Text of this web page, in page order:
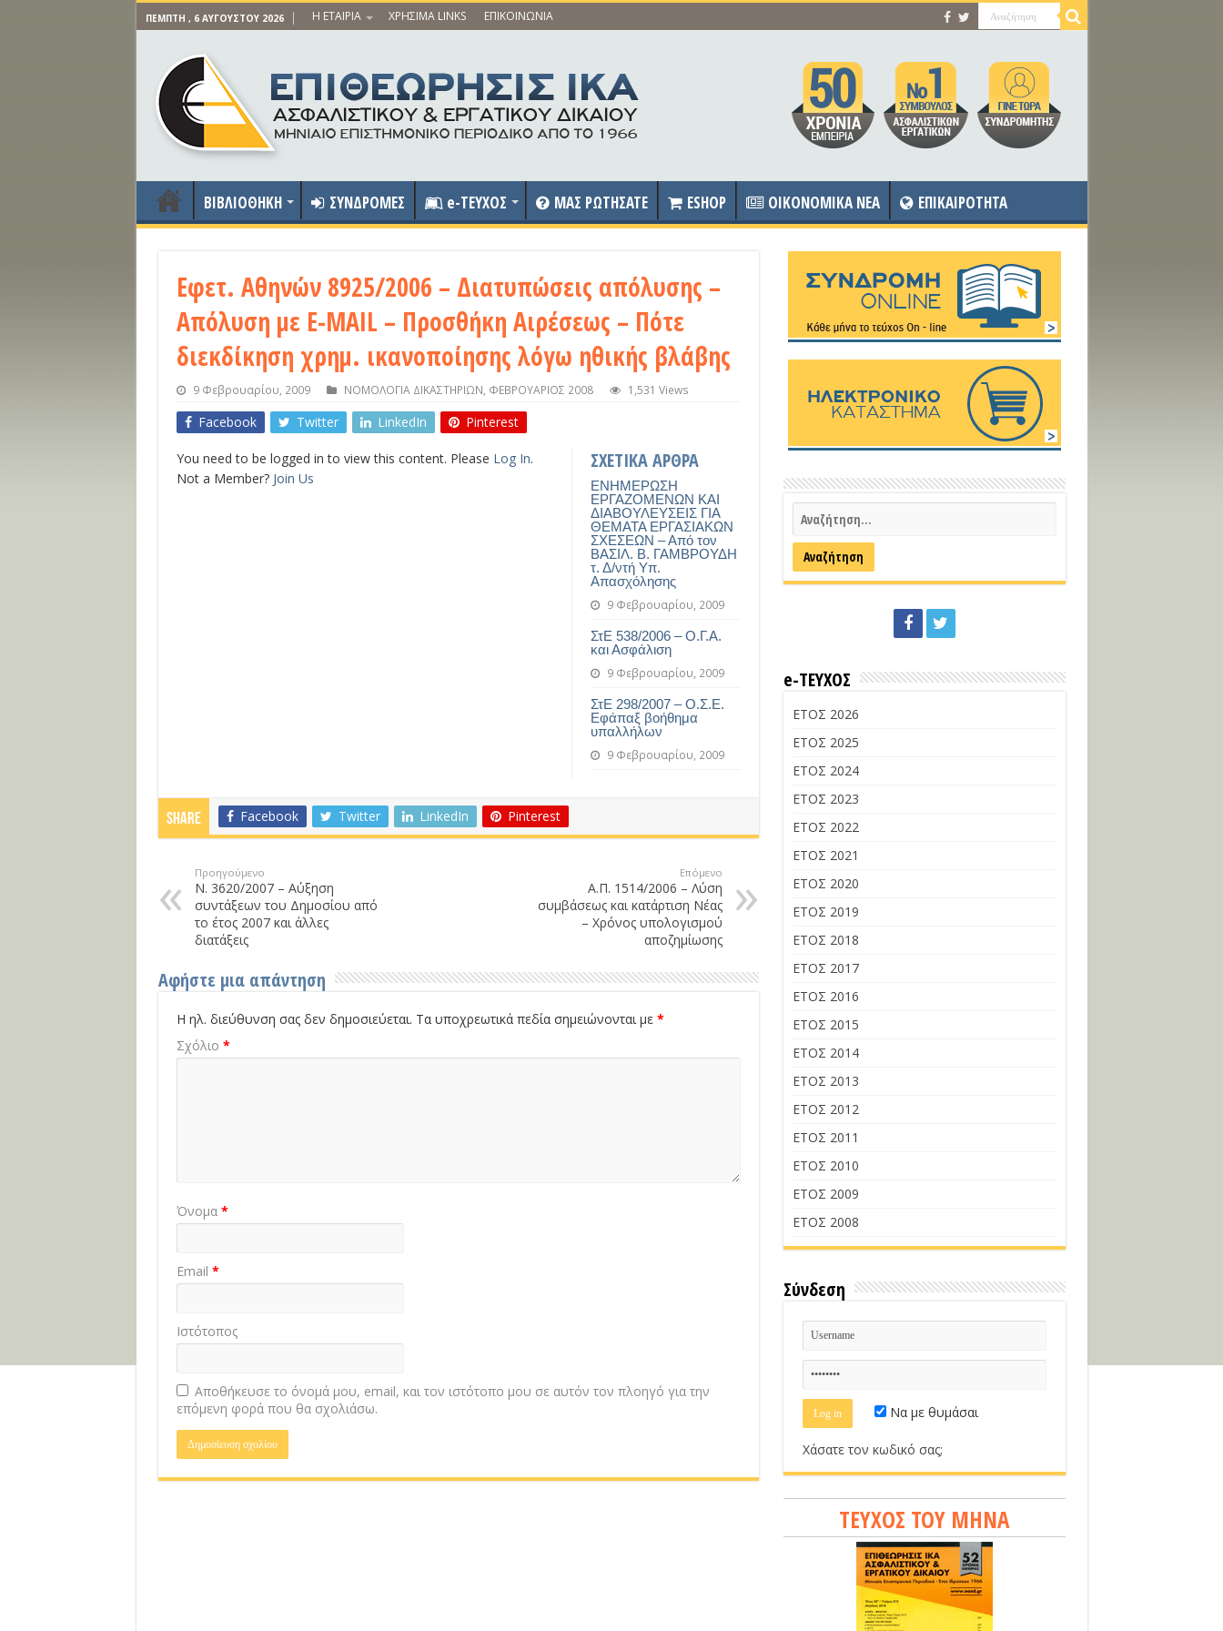
ΠΈΜΠΤΗ , 6 ΑΥΓΟΎΣΤΟΥ 2026 Η ΕΤΑΙΡΙΑ ΧΡΗΣΙΜΑ LINKS ΕΠΙΚΟΙΝΩΝΙΑ
ΒΙΒΛΙΟΘΗΚΗ ΣΥΝΔΡΟΜΕΣ e-ΤΕΥΧΟΣ ΜΑΣ ΡΩΤΗΣΑΤΕ ESHOP OIKONOMIKA NEA ΕΠΙΚΑΙΡΟΤΗΤΑ
Εφετ. Αθηνών 8925/2006 – Διατυπώσεις απόλυσης –
Απόλυση με E-MAIL – Προσθήκη Αιρέσεως – Πότε
διεκδίκηση χρημ. ικανοποίησης λόγω ηθικής βλάβης
9 Φεβρουαρίου, 2009 ΝΟΜΟΛΟΓΙΑ ΔΙΚΑΣΤΗΡΙΩΝ ΦΕΒΡΟΥΑΡΙΟΣ 2008 1,531 Views
Facebook Twitter LinkedIn Pinterest
ΣΧΕΤΙΚΑ ΑΡΘΡΑ
ΕΝΗΜΕΡΩΣΗ
ΕΡΓΑΖΟΜΕΝΩΝ ΚΑΙ
ΔΙΑΒΟΥΛΕΥΣΕΙΣ ΓΙΑ
ΘΕΜΑΤΑ ΕΡΓΑΣΙΑΚΩΝ
ΣΧΕΣΕΩΝ – Από τον
ΒΑΣΙΛ. Β. ΓΑΜΒΡΟΥΔΗ
τ. Δ/ντή Υπ.
Απασχόλησης
9 Φεβρουαρίου, 2009
ΣτΕ 538/2006 – Ο.Γ.Α.
και Ασφάλιση
9 Φεβρουαρίου, 2009
ΣτΕ 298/2007 – Ο.Σ.Ε.
Εφάπαξ βοήθημα
υπαλλήλων
9 Φεβρουαρίου, 2009
You need to be logged in to view this content. Please Log In.
Not a Member? Join Us
Share Facebook Twitter LinkedIn Pinterest
Προηγούμενο
Ν. 3620/2007 – Αύξηση
συντάξεων του Δημοσίου από
το έτος 2007 και άλλες
διατάξεις
Επόμενο
Α.Π. 1514/2006 – Λύση
συμβάσεως και κατάρτιση Νέας
– Χρόνος υπολογισμού
αποζημίωσης
Αφήστε μια απάντηση
Η ηλ. διεύθυνση σας δεν δημοσιεύεται. Τα υποχρεωτικά πεδία σημειώνονται με *
Σχόλιο *
Όνομα *
Email *
Ιστότοπος
Αποθήκευσε το όνομά μου, email, και τον ιστότοπο μου σε αυτόν τον πλοηγό για την
επόμενη φορά που θα σχολιάσω.
e-ΤΕΥΧΟΣ
ΕΤΟΣ 2026
ΕΤΟΣ 2025
ΕΤΟΣ 2024
ΕΤΟΣ 2023
ΕΤΟΣ 2022
ΕΤΟΣ 2021
ΕΤΟΣ 2020
ΕΤΟΣ 2019
ΕΤΟΣ 2018
ΕΤΟΣ 2017
ΕΤΟΣ 2016
ΕΤΟΣ 2015
ΕΤΟΣ 2014
ΕΤΟΣ 2013
ΕΤΟΣ 2012
ΕΤΟΣ 2011
ΕΤΟΣ 2010
ΕΤΟΣ 2009
ΕΤΟΣ 2008
Σύνδεση
Να με θυμάσαι
Χάσατε τον κωδικό σας;
ΤΕΥΧΟΣ ΤΟΥ ΜΗΝΑ